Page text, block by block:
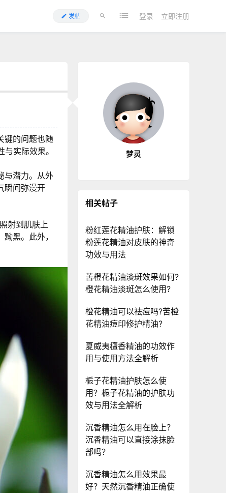
登录 立即注册
发帖
键的问题也随
实际效果。
与潜力。从外
瞬间弥漫开
射到肌肤上
黑。此外，
梦灵
相关帖子
粉红莲花精油护肤：解锁
粉莲花精油对皮肤的神奇
功效与用法
苦橙花精油淡斑效果如何?
橙花精油淡斑怎么使用?
橙花精油可以祛痘吗?苦橙
花精油痘印修护精油?
夏威夷檀香精油的功效作
用与使用方法全解析
栀子花精油护肤怎么使
用？栀子花精油的护肤功
效与用法全解析
沉香精油怎么用在脸上？
沉香精油可以直接涂抹脸
部吗？
沉香精油怎么用效果最
好？天然沉香精油正确使